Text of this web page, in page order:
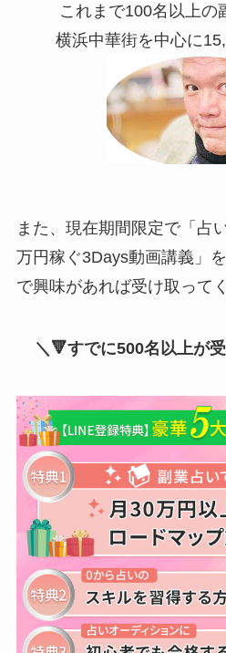
これまで100名以上の
横浜中華街を中心に
また、現在期間限定で「占
万円稼ぐ3Days動画講義」
で興味があれば受け取って
＼🔻すでに500名以上が